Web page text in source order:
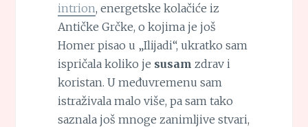
intrion, energetske kolačiće iz
Antičke Grčke, o kojima je još
Homer pisao u „Ilijadi“, ukratko sam
ispričala koliko je susam zdrav i
koristan. U međuvremenu sam
istraživala malo više, pa sam tako
saznala još mnoge zanimljive stvari,